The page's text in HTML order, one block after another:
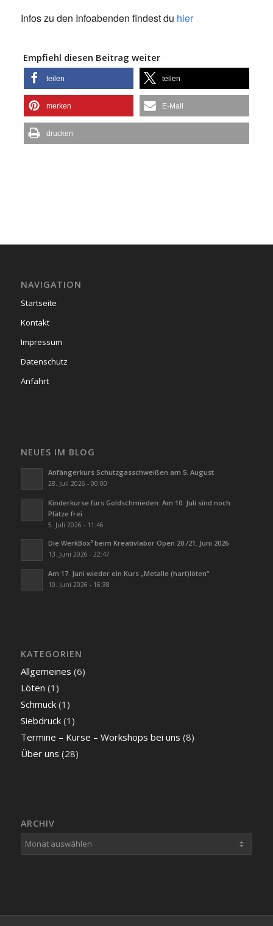
Infos zu den Infoabenden findest du hier
Empfiehl diesen Beitrag weiter
teilen teilen
merken E-Mail
drucken
NAVIGATION
Startseite
Kontakt
Impressum
Datenschutz
Anfahrt
NEUES IM BLOG
Anfängerkurs Schutzgasschweißen am 5. August
28. Juli 2026 - 00:00
Kinderkurse fürs Goldschmieden: Am 10. Juli sind noch
Plätze frei
5. Juli 2026 - 11:46
Die WerkBox³ beim Kreativlabor Open 20./21. Juni 2026
13. Juni 2026 - 22:47
Am 17. Juni wieder ein Kurs „Metalle (hart)löten“
10. Juni 2026 - 16:38
KATEGORIEN
Allgemeines (6)
Löten (1)
Schmuck(1)
Siebdruck(1)
Termine – Kurse – Workshops bei uns (8)
Über uns (28)
ARCHIV